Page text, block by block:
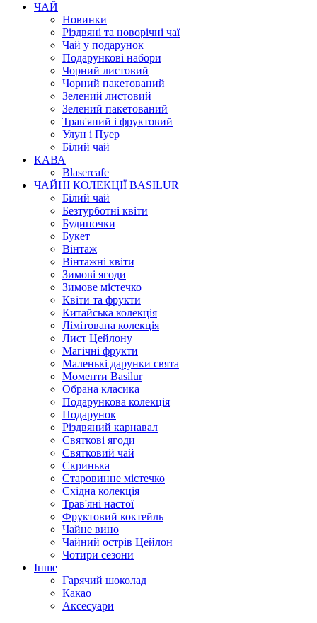
ЧАЙ
Новинки
Різдвяні та новорічні чаї
Чай у подарунок
Подарункові набори
Чорний листовий
Чорний пакетований
Зелений листовий
Зелений пакетований
Трав'яний і фруктовий
Улун і Пуер
Білий чай
КАВА
Blasercafe
ЧАЙНІ КОЛЕКЦІЇ BASILUR
Білий чай
Безтурботні квіти
Будиночки
Букет
Вінтаж
Вінтажні квіти
Зимові ягоди
Зимове містечко
Квіти та фрукти
Китайська колекція
Лімітована колекція
Лист Цейлону
Магічні фрукти
Маленькі дарунки свята
Моменти Basilur
Обрана класика
Подарункова колекція
Подарунок
Різдвяний карнавал
Святкові ягоди
Святковий чай
Скринька
Старовинне містечко
Східна колекція
Трав'яні настої
Фруктовий коктейль
Чайне вино
Чайний острів Цейлон
Чотири сезони
Інше
Гарячий шоколад
Какао
Аксесуари